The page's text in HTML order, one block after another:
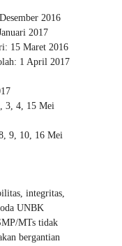
2016
2017
15 Maret 2016
1 April 2017
3, 4, 15 Mei
9, 10, 16 Mei
integritas,
UNBK
MTs tidak
bergantian